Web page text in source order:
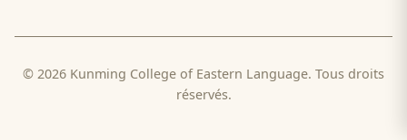
© 2026 Kunming College of Eastern Language. Tous droits
réservés.